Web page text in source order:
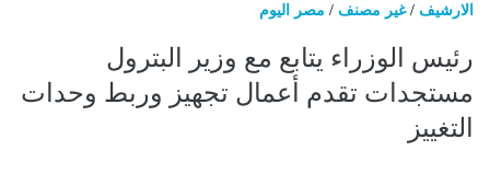
الارشيف /غير مصنف / مصر اليوم
رئيس الوزراء يتابع مع وزير البترول
مستجدات تقدم أعمال تجهيز وربط وحدات
التغييز